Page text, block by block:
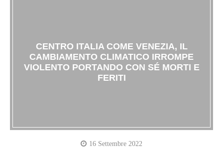
CENTRO ITALIA COME VENEZIA, IL
CAMBIAMENTO CLIMATICO IRROMPE
VIOLENTO PORTANDO CON SÉ MORTI E
FERITI
16 Settembre 2022